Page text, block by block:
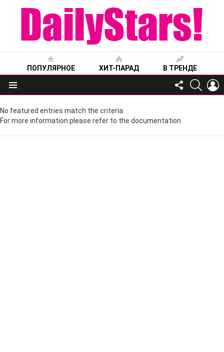
ПОПУЛЯРНОЕ ХИТ-ПАРАД В ТРЕНДЕ
Меню
FOLLOW
US
No featured entries match the criteria.
For more information please refer to the documentation.